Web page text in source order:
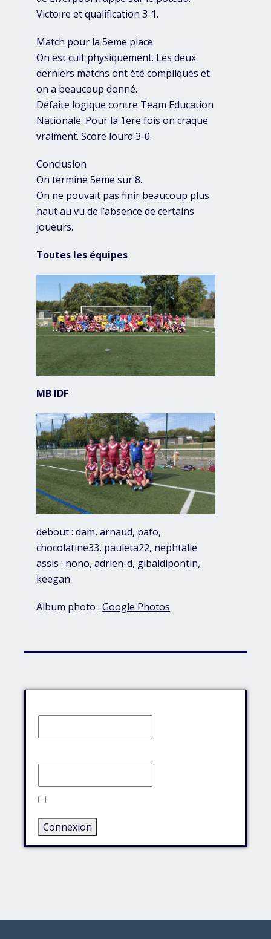
Victoire et qualification 3-1.
Match pour la 5eme place
On est cuit physiquement. Les deux
derniers matchs ont été compliqués et
on a beaucoup donné.
Défaite logique contre Team Education
Nationale. Pour la 1ere fois on craque
vraiment. Score lourd 3-0.
Conclusion
On termine 5eme sur 8.
On ne pouvait pas finir beaucoup plus
haut au vu de l’absence de certains
joueurs.
Toutes les équipes
MB IDF
debout : dam, arnaud, pato,
chocolatine33, pauleta22, nephtalie
assis : nono, adrien-d, gibaldipontin,
keegan
Album photo : Google Photos
Connexion